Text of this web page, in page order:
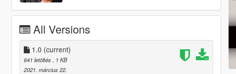
All Versions
1.0 (current)
641 letöltés
, 1 KB
2021. március 22.